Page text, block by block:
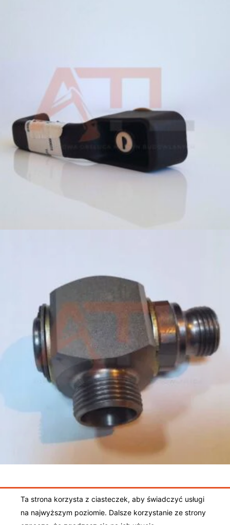
409,00
Ogólne warunki sprzedaży | Polityka prywatności
Regulamin sklepu
Ta strona korzysta z ciasteczek, aby świadczyć usługi
na najwyższym poziomie. Dalsze korzystanie ze strony